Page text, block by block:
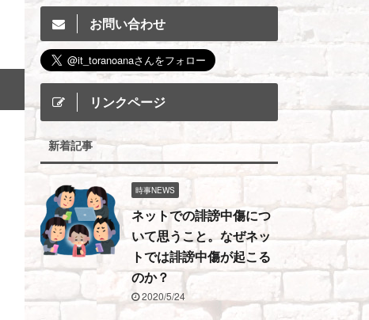
お問い合わせ
リンクページ
新着記事
時事NEWS
ネットでの誹謗中傷につ
いて思うこと。なぜネッ
トでは誹謗中傷が起こる
のか？
2020/5/24